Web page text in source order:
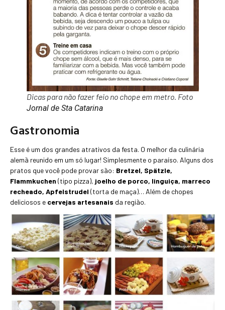
Dicas para não fazer feio no chope em metro. Foto
Jornal de Sta Catarina
Gastronomia
Esse é um dos grandes atrativos da festa. O melhor da culinária
alemã reunido em um só lugar! Simplesmente o paraíso. Alguns dos
pratos que você pode provar são: Bretzel, Spätzle,
Flammkuchen (tipo pizza), joelho de porco, linguiça, marreco
recheado, Apfelstrudel (torta de maça)… Além de chopes
deliciosos e cervejas artesanais da região.